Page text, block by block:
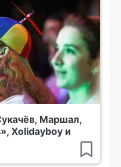
Маршал,
Xolidayboy и